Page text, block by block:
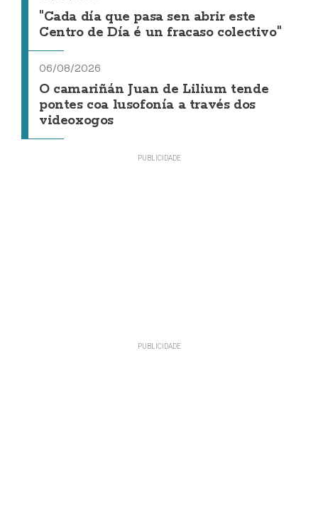
"Cada día que pasa sen abrir este
Centro de Día é un fracaso colectivo"
06/08/2026
O camariñán Juan de Lilium tende
pontes coa lusofonía a través dos
videoxogos